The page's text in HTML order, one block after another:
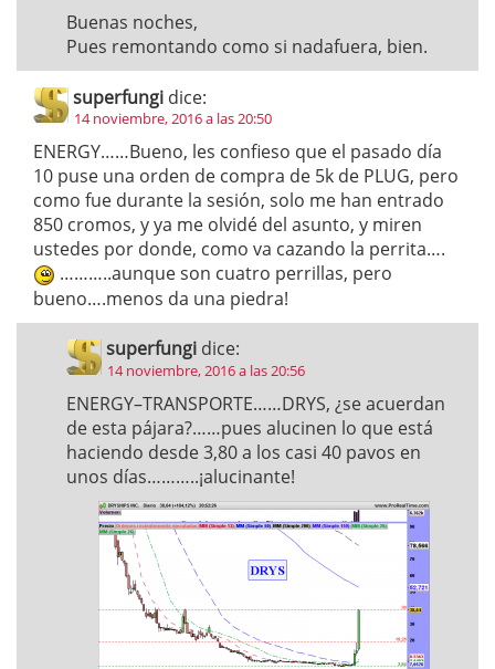
Buenas noches,
Pues remontando como si nadafuera, bien.
superfungi dice:
14 noviembre, 2016 a las 20:50
ENERGY……Bueno, les confieso que el pasado día
10 puse una orden de compra de 5k de PLUG, pero
como fue durante la sesión, solo me han entrado
850 cromos, y ya me olvidé del asunto, y miren
ustedes por donde, como va cazando la perrita….
………..aunque son cuatro perrillas, pero
bueno….menos da una piedra!
superfungi dice:
14 noviembre, 2016 a las 20:56
ENERGY–TRANSPORTE……DRYS, ¿se acuerdan
de esta pájara?……pues alucinen lo que está
haciendo desde 3,80 a los casi 40 pavos en
unos días………..¡alucinante!